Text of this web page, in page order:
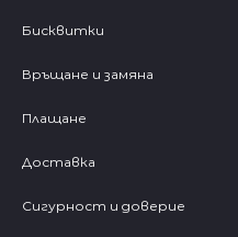
Бисквитки
Връщане и замяна
Плащане
Доставка
Сигурност и доверие